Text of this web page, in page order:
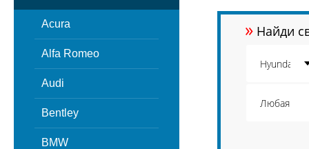
Acura
Alfa Romeo
Audi
Bentley
BMW
» Найди